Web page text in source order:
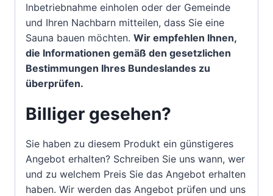
Inbetriebnahme einholen oder der Gemeinde
und Ihren Nachbarn mitteilen, dass Sie eine
Sauna bauen möchten. Wir empfehlen Ihnen,
die Informationen gemäß den gesetzlichen
Bestimmungen Ihres Bundeslandes zu
überprüfen.
Billiger gesehen?
Sie haben zu diesem Produkt ein günstigeres
Angebot erhalten? Schreiben Sie uns wann, wer
und zu welchem Preis Sie das Angebot erhalten
haben. Wir werden das Angebot prüfen und uns